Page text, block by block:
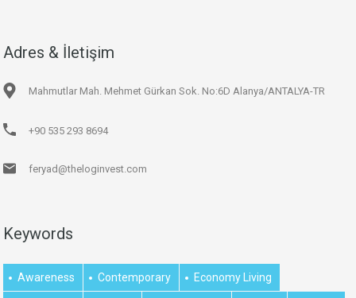
Adres & İletişim
Mahmutlar Mah. Mehmet Gürkan Sok. No:6D Alanya/ANTALYA-TR
+90 535 293 8694
feryad@theloginvest.com
Keywords
Awareness Contemporary Economy Living